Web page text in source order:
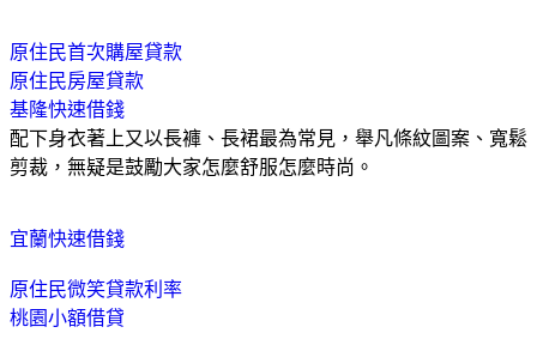
原住民首次購屋貸款
原住民房屋貸款
基隆快速借錢
配下身衣著上又以長褲、長裙最為常見，舉凡條紋圖案、寬鬆
剪裁，無疑是鼓勵大家怎麼舒服怎麼時尚。
宜蘭快速借錢
原住民微笑貸款利率
桃園小額借貸